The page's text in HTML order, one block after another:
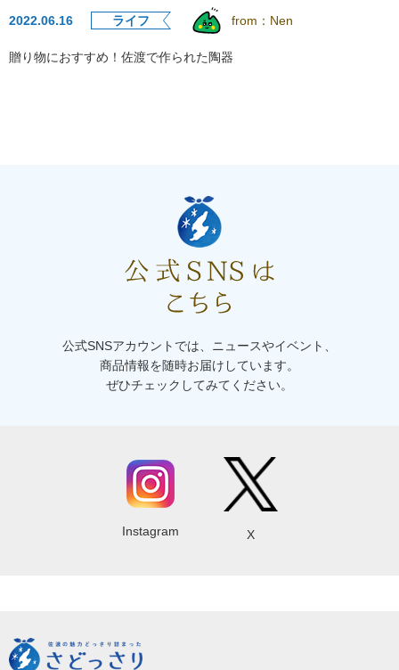
2022.06.16 ライフ from： Nen
贈り物におすすめ！佐渡で作られた陶器
公式SNSアカウントでは、ニュースやイベント、
商品情報を随時お届けしています。
ぜひチェックしてみてください。
Instagram X